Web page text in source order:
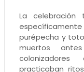
La celebración
purépecha y
muertos
colonizadores
practicaban